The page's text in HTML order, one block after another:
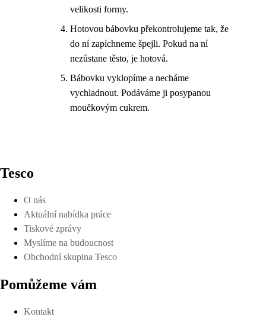
velikosti formy.
Hotovou bábovku překontrolujeme tak, že
do ní zapíchneme špejli. Pokud na ní
nezůstane těsto, je hotová.
Bábovku vyklopíme a necháme
vychladnout. Podáváme ji posypanou
moučkovým cukrem.
Tesco
O nás
Aktuální nabídka práce
Tiskové zprávy
Myslíme na budoucnost
Obchodní skupina Tesco
Pomůžeme vám
Kontakt